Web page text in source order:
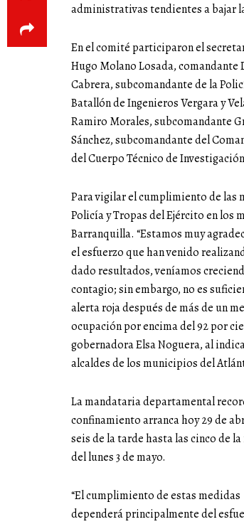
administrativas tendientes a bajar
En el comité participaron el
Hugo Molano Losada,
Cabrera, subcomandante de la
Batallón de Ingenieros Vergara y
Ramiro Morales, subcomandante
Sánchez, subcomandante del
del Cuerpo Técnico de
Para vigilar el cumplimiento de las
Policía y Tropas del Ejército en los
Barranquilla. “Estamos muy
el esfuerzo que han venido
dado resultados, veníamos
contagio; sin embargo, no es
alerta roja después de más de un
ocupación por encima del 92 por
gobernadora Elsa Noguera, al
alcaldes de los municipios del
La mandataria departamental
confinamiento arranca hoy 29 de
seis de la tarde hasta las cinco de
del lunes 3 de mayo.
“El cumplimiento de estas medidas
dependerá principalmente del